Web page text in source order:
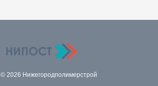
© 2026 Нижегородполимерстрой